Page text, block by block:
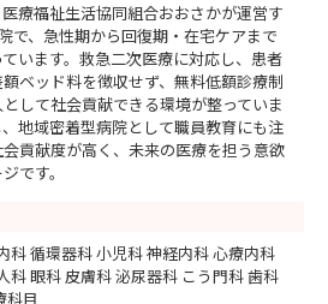
療福祉生活協同組合おおさかが運営す
で、急性期から回復期・在宅ケアまで
います。救急二次医療に対応し、患者
ベッド料を徴収せず、無料低額診療制
して社会貢献できる環境が整っていま
地域密着型病院として職員教育にも注
貢献度が高く、未来の医療を担う意欲
です。
科 循環器科 小児科 神経内科 心療内科
科 眼科 皮膚科 泌尿器科 こう門科 歯科
科目